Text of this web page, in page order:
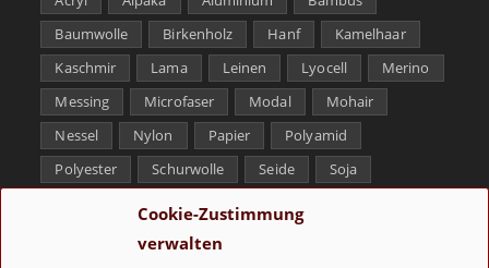
Cookie-Zustimmung
verwalten
Baumwolle
Birkenholz Hanf
Kamelhaar
Kaschmir
Lama Leinen Lyocell
Merino
Messing
Microfaser Modal
Mohair
Nessel
Nylon Papier
Polyamid
Polyester
Schurwolle Seide
Soja
Tencel
Yak